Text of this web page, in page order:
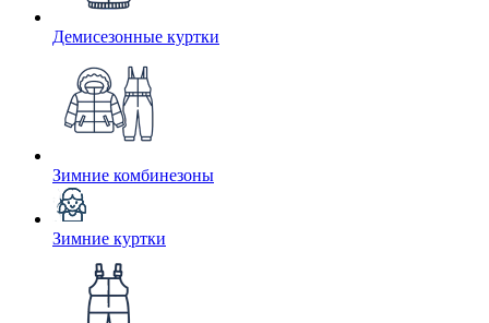
Демисезонные куртки
Зимние комбинезоны
Зимние куртки